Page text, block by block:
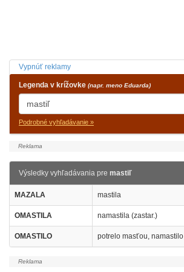
Vypnúť reklamy
Legenda v krížovke (napr. meno Eduarda)
Podrobné vyhľadávanie »
Výsledky vyhľadávania pre mastiľ
MAZALA mastila
OMASTILA namastila (zastar.)
OMASTILO potrelo masťou, namastilo